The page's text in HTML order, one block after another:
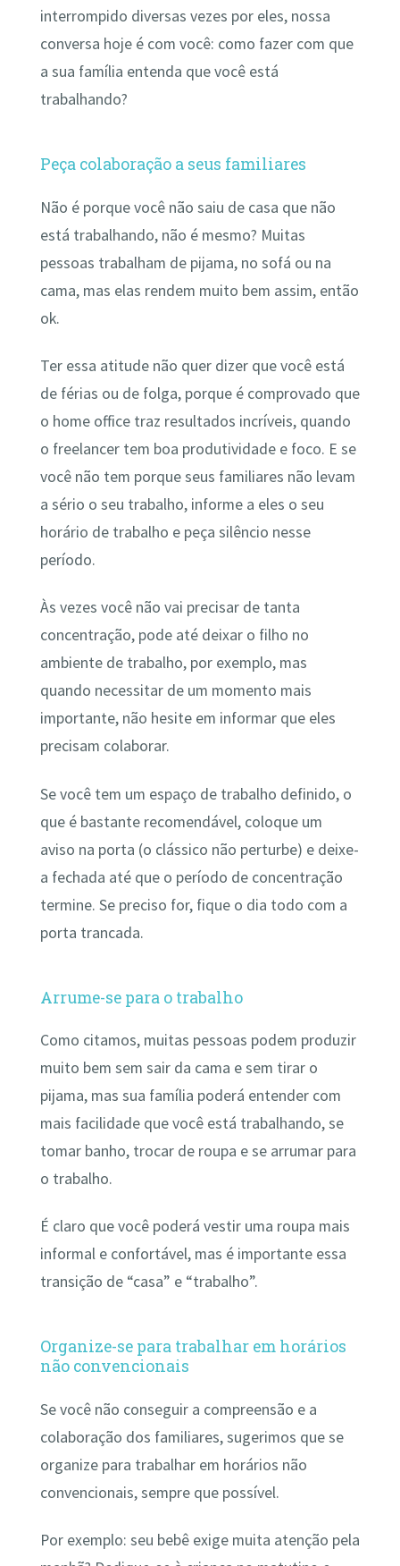
interrompido diversas vezes por eles, nossa
conversa hoje é com você: como fazer com que
a sua família entenda que você está
trabalhando?
Peça colaboração a seus familiares
Não é porque você não saiu de casa que não
está trabalhando, não é mesmo? Muitas
pessoas trabalham de pijama, no sofá ou na
cama, mas elas rendem muito bem assim, então
ok.
Ter essa atitude não quer dizer que você está
de férias ou de folga, porque é comprovado que
o home office traz resultados incríveis, quando
o freelancer tem boa produtividade e foco. E se
você não tem porque seus familiares não levam
a sério o seu trabalho, informe a eles o seu
horário de trabalho e peça silêncio nesse
período.
Às vezes você não vai precisar de tanta
concentração, pode até deixar o filho no
ambiente de trabalho, por exemplo, mas
quando necessitar de um momento mais
importante, não hesite em informar que eles
precisam colaborar.
Se você tem um espaço de trabalho definido, o
que é bastante recomendável, coloque um
aviso na porta (o clássico não perturbe) e deixe-
a fechada até que o período de concentração
termine. Se preciso for, fique o dia todo com a
porta trancada.
Arrume-se para o trabalho
Como citamos, muitas pessoas podem produzir
muito bem sem sair da cama e sem tirar o
pijama, mas sua família poderá entender com
mais facilidade que você está trabalhando, se
tomar banho, trocar de roupa e se arrumar para
o trabalho.
É claro que você poderá vestir uma roupa mais
informal e confortável, mas é importante essa
transição de “casa” e “trabalho”.
Organize-se para trabalhar em horários
não convencionais
Se você não conseguir a compreensão e a
colaboração dos familiares, sugerimos que se
organize para trabalhar em horários não
convencionais, sempre que possível.
Por exemplo: seu bebê exige muita atenção pela